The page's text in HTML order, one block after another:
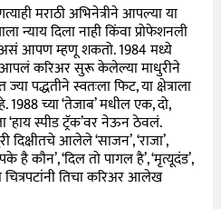
मराठी अभिनेत्रीने आपल्या या
न्याय दिला नाही किंवा प्रोफेशनली
आपण म्हणू शकतो. 1984 मध्ये
आपलं करिअर सुरू केलेल्या माधुरीने
पद्धतीने स्वतःला फिट, या क्षेत्राला
च्या ‘तेजाब’ मधील एक, दो,
‘हाय स्पीड ट्रॅक’वर नेऊन ठेवलं.
दिक्षीतचे आलेले ‘साजन’, ‘राजा’,
है कौन’, ‘दिल तो पागल है’, ‘मृत्यूदंड’,
चित्रपटांनी तिचा करिअर आलेख